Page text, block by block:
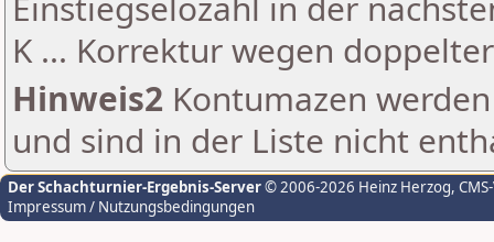
K ... Korrektur wegen
Hinweis2 Kontumazen
und sind in der Liste nicht
Der Schachturnier-Ergebnis-Server© 2006-2026 Heinz Herzog,
Impressum / Nutzungsbedingungen